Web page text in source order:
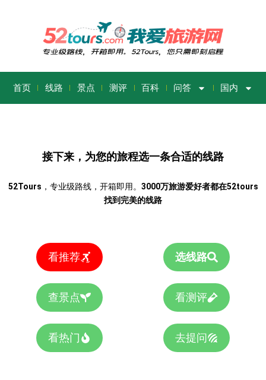
首页 线路 景点 测评 百科 问答 国内
接下来，为您的旅程选一条合适的线路
52Tours ，专业级路线，开箱即用。 3000万旅游爱好者都在52tours
找到完美的线路
看推荐 选线路
查景点 看测评
看热门 去提问